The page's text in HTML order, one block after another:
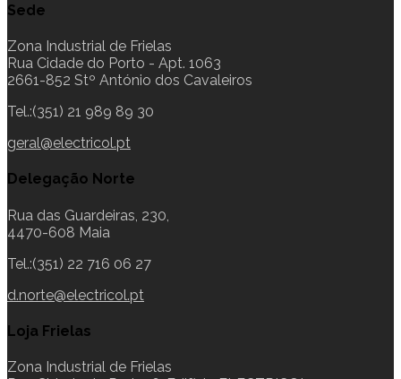
Sede
Zona Industrial de Frielas
Rua Cidade do Porto - Apt. 1063
2661-852 Stº António dos Cavaleiros
Tel.:(351) 21 989 89 30
geral@electricol.pt
Delegação Norte
Rua das Guardeiras, 230,
4470-608 Maia
Tel.:(351) 22 716 06 27
d.norte@electricol.pt
Loja Frielas
Zona Industrial de Frielas